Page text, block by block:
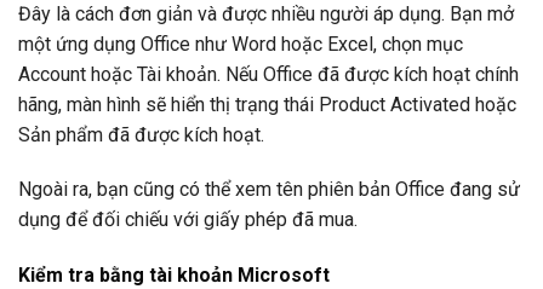
Đây là cách đơn giản và được nhiều người áp dụng. Bạn mở
một ứng dụng Office như Word hoặc Excel, chọn mục
Account hoặc Tài khoản. Nếu Office đã được kích hoạt chính
hãng, màn hình sẽ hiển thị trạng thái Product Activated hoặc
Sản phẩm đã được kích hoạt.
Ngoài ra, bạn cũng có thể xem tên phiên bản Office đang sử
dụng để đối chiếu với giấy phép đã mua.
Kiểm tra bằng tài khoản Microsoft